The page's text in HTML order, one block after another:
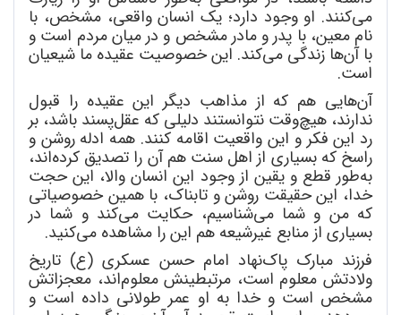
میکنند. او وجود دارد؛ یک انسان واقعی، مشخص، با
نام معین، با پدر و مادر مشخص و در میان مردم است و
با آنها زندگی میکند. این خصوصیت عقیده ما شیعیان
است.
آنهایی هم که از مذاهب دیگر این عقیده را قبول
ندارند، هیچوقت نتوانستند دلیلی که عقلپسند باشد، بر
رد این فکر و این واقعیت اقامه کنند. همه ادله روشن و
راسخ که بسیاری از اهل سنت هم آن را تصدیق کردهاند،
بهطور قطع و یقین از وجود این انسان والا، این حجت
خدا، این حقیقت روشن و تابناک، با همین خصوصیاتی
که من و شما میشناسیم، حکایت میکند و شما در
بسیاری از منابع غیرشیعه هم این را مشاهده میکنید.
فرزند مبارک پاکنهاد امام حسن عسکری (ع) تاریخ
ولادتش معلوم است، مرتبطینش معلوماند، معجزاتش
مشخص است و خدا به او عمر طولانی داده است و